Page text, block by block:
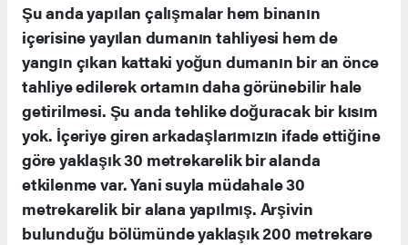
Şu anda yapılan çalışmalar hem binanın
içerisine yayılan dumanın tahliyesi hem de
yangın çıkan kattaki yoğun dumanın bir an önce
tahliye edilerek ortamın daha görünebilir hale
getirilmesi. Şu anda tehlike doğuracak bir kısım
yok. İçeriye giren arkadaşlarımızın ifade ettiğine
göre yaklaşık 30 metrekarelik bir alanda
etkilenme var. Yani suyla müdahale 30
metrekarelik bir alana yapılmış. Arşivin
bulunduğu bölümünde yaklaşık 200 metrekare